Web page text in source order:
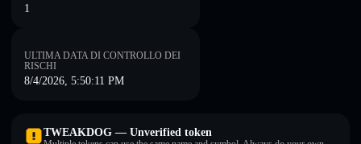
1
ULTIMA DATA DI CONTROLLO DEI
RISCHI
8/4/2026, 5:50:11 PM
TWEAKDOG — Unverified token